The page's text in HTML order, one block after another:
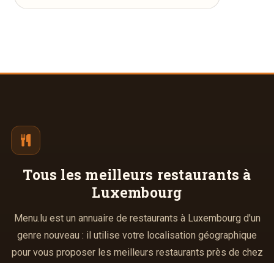
Tous les meilleurs restaurants à
Luxembourg
Menu.lu est un annuaire de restaurants à Luxembourg d'un
genre nouveau : il utilise votre localisation géographique
pour vous proposer les meilleurs restaurants près de chez